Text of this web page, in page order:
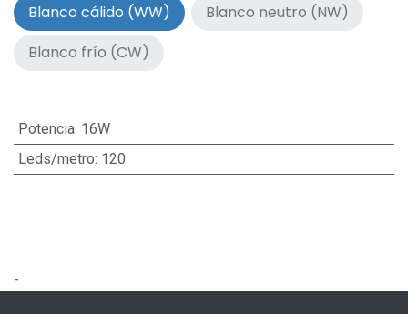
Blanco cálido (WW)
Blanco neutro (NW)
Blanco frío (CW)
Potencia: 16W
Leds/metro: 120
-